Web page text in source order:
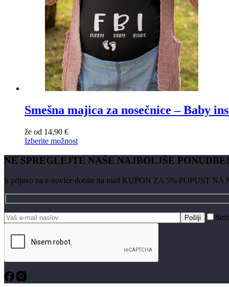
Smešna majica za nosečnice – Baby
že od 14,90 €
Izberite možnost
NE SPREGLEJTE NAŠE NAJBOLJŠE PONUDBE!
S prijavo na e-novice dobite na mail KUPON ZA 5% POPUST NA